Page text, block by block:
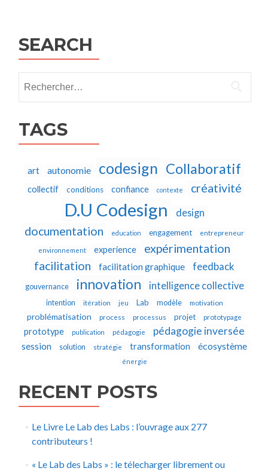
SEARCH
TAGS
art autonomie codesign Collaboratif
collectif conditions confiance contexte créativité
D.U Codesign design
documentation education engagement entrepreneur
environnement experience
expérimentation
facilitation
facilitation graphique feedback
gouvernance innovation intelligence collective
intention itération jeu Lab modèle motivation
problématisation process processus projet prototypage
prototype publication pédagogie pédagogie inversée
session solution stratégie transformation écosystème
énergie
RECENT POSTS
Le Livre Le Lab des Labs : l’ouvrage aux 277
contributeurs !
« Le Lab des Labs » : le télecharger librement ou